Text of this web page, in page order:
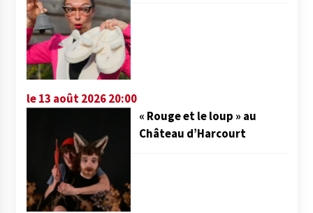
le 13 août 2026 20:00
« Rouge et le loup » au
Château d’Harcourt